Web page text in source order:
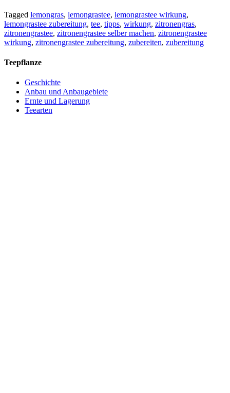
Tagged lemongras, lemongrastee, lemongrastee wirkung,
lemongrastee zubereitung, tee, tipps, wirkung, zitronengras,
zitronengrastee, zitronengrastee selber machen, zitronengrastee
wirkung, zitronengrastee zubereitung, zubereiten, zubereitung
Teepflanze
Geschichte
Anbau und Anbaugebiete
Ernte und Lagerung
Teearten